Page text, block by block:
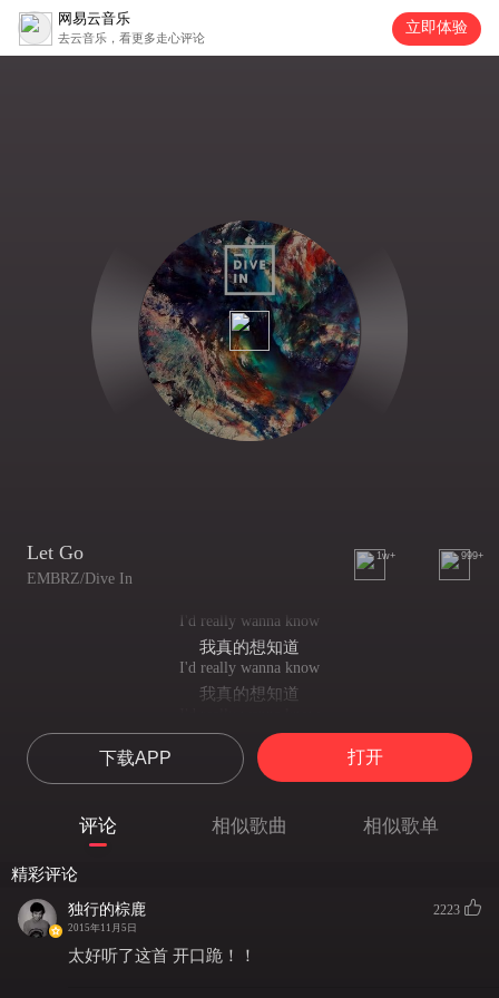
网易云音乐
去云音乐，看更多走心评论
立即体验
Let Go
EMBRZ/Dive In
1w+ 999+
I'd really wanna know
我真的想知道
I'd really wanna know
我真的想知道
我真的想知道
(yeha) we are the way we feelin'.
（耶）我们就是我们感觉的那样
我真得想知道，知道
and Feel the warmth beneath it starts to slow,
下载APP 打开
评论 相似歌曲 相似歌单
精彩评论
独行的棕鹿
2015年11月5日
2223
太好听了这首 开口跪！！